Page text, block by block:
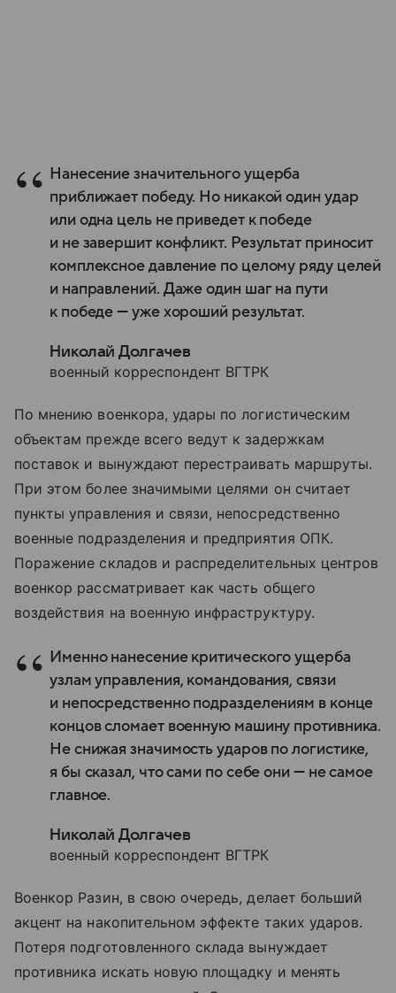
Нанесение значительного ущерба
приближает победу. Но никакой один удар
или одна цель не приведет к победе
и не завершит конфликт. Результат приносит
комплексное давление по целому ряду целей
и направлений. Даже один шаг на пути
к победе — уже хороший результат.
Николай Долгачев
военный корреспондент ВГТРК
По мнению военкора, удары по логистическим
объектам прежде всего ведут к задержкам
поставок и вынуждают перестраивать маршруты.
При этом более значимыми целями он считает
пункты управления и связи, непосредственно
военные подразделения и предприятия ОПК.
Поражение складов и распределительных центров
военкор рассматривает как часть общего
воздействия на военную инфраструктуру.
Именно нанесение критического ущерба
узлам управления, командования, связи
и непосредственно подразделениям в конце
концов сломает военную машину противника.
Не снижая значимость ударов по логистике,
я бы сказал, что сами по себе они — не самое
главное.
Николай Долгачев
военный корреспондент ВГТРК
Военкор Разин, в свою очередь, делает больший
акцент на накопительном эффекте таких ударов.
Потеря подготовленного склада вынуждает
противника искать новую площадку и менять